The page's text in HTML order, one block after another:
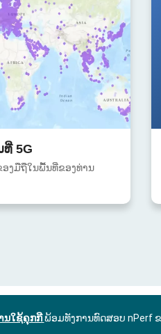
5G
ງມືຖືໃນພື້ນທີ່ຂອງທ່ານ
ນໃຊ້ຄຸກກີພ້ອມທັງການທົດສອບ nPerf